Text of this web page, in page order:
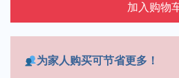
加入购物
为家人购买可节省更多！